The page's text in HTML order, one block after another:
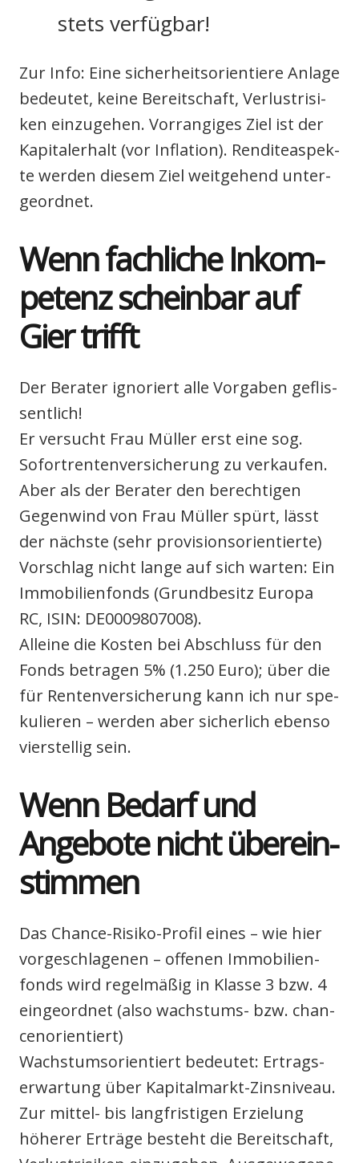
stets ver­füg­bar!
Zur Info: Eine sicher­heits­ori­en­tie­re Anla­ge
bedeu­tet, kei­ne Bereit­schaft, Ver­lust­ri­si­
ken ein­zu­ge­hen. Vor­ran­gi­ges Ziel ist der
Kapi­tal­erhalt (vor Infla­ti­on). Ren­di­te­aspek­
te wer­den die­sem Ziel weit­ge­hend unter­
ge­ord­net.
Wenn fach­li­che Inkom­
pe­tenz schein­bar auf
Gier trifft
Der Bera­ter igno­riert alle Vor­ga­ben geflis­
sent­lich!
Er ver­sucht Frau Mül­ler erst eine sog.
Sofort­ren­ten­ver­si­che­rung zu ver­kau­fen.
Aber als der Bera­ter den berech­ti­gen
Gegen­wind von Frau Mül­ler spürt, lässt
der nächs­te (sehr pro­vi­si­ons­ori­en­tier­te)
Vor­schlag nicht lan­ge auf sich war­ten: Ein
Immo­bi­li­en­fonds (Grund­be­sitz Euro­pa
RC, ISIN: DE0009807008).
Allei­ne die Kos­ten bei Abschluss für den
Fonds betra­gen 5% (1.250 Euro); über die
für Ren­ten­ver­si­che­rung kann ich nur spe­
ku­lie­ren – wer­den aber sicher­lich eben­so
vier­stel­lig sein.
Wenn Bedarf und
Ange­bo­te nicht über­ein­
stim­men
Das Chan­ce-Risi­ko-Pro­fil eines – wie hier
vor­ge­schla­ge­nen – offe­nen Immo­bi­li­en­
fonds wird regel­mä­ßig in Klas­se 3 bzw. 4
ein­ge­ord­net (also wachs­tums- bzw. chan­
cen­ori­en­tiert)
Wachs­tums­ori­en­tiert bedeu­tet: Ertrags­
er­war­tung über Kapi­tal­markt-Zins­ni­veau.
Zur mit­tel- bis lang­fris­ti­gen Erzie­lung
höhe­rer Erträ­ge besteht die Bereit­schaft,